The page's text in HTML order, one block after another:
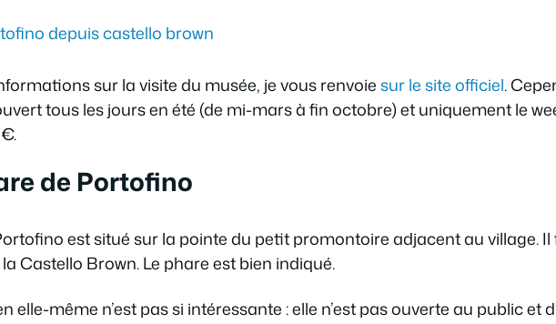
sur la visite du musée, je vous renvoiesur le site officiel.
tous les jours en été (de mi-mars à fin octobre) et uniquement le
de Portofino
est situé sur la pointe du petit promontoire adjacent au village.
Castello Brown. Le phare est bien indiqué.
elle-même n’est pas si intéressante : elle n’est pas ouverte au public et